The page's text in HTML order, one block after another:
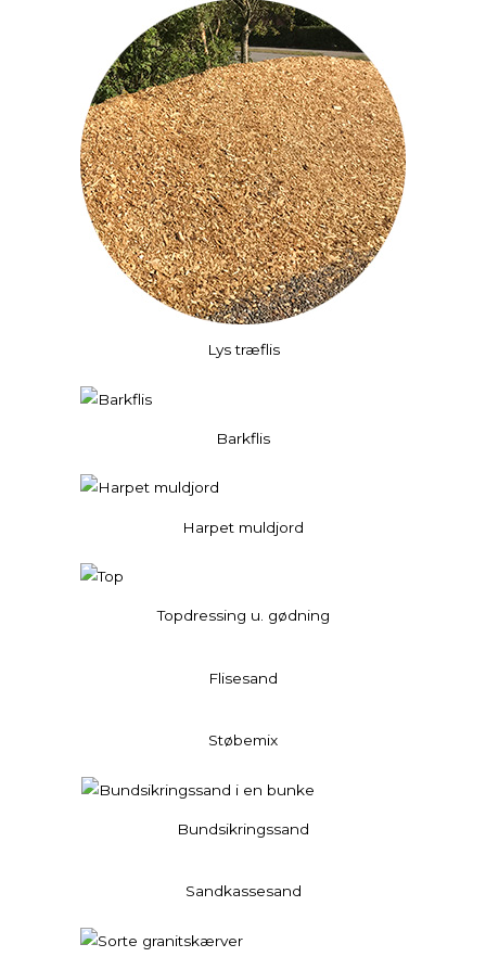
Lys træflis
Barkflis
Harpet muldjord
Topdressing u. gødning
Flisesand
Støbemix
Bundsikringssand
Sandkassesand